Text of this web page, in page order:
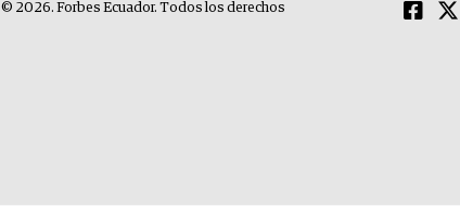
© 2026. Forbes Ecuador. Todos los derechos